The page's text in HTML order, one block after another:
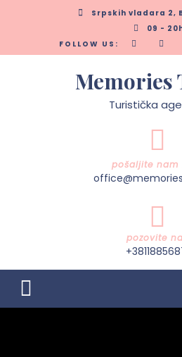
Srpskih vladara 2,
09 -
FOLLOW US:
Memories
Turistička
pošaljite nam
pozovite
Open